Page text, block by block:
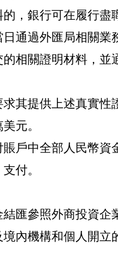
，銀行可在履行
通過外匯局相關業
相關證明材料，並
其提供上述真實性
元。
戶中全部人民幣資
付。
匯參照外商投資企
內機構和個人開立